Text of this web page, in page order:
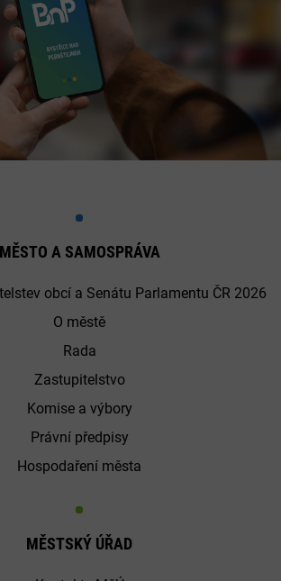
MĚSTO A SAMOSPRÁVA
obcí a Senátu Parlamentu ČR 2026
O městě
Rada
Zastupitelstvo
Komise a výbory
Právní předpisy
Hospodaření města
MĚSTSKÝ ÚŘAD